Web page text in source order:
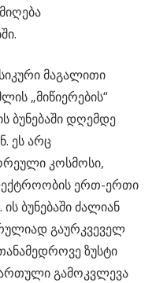
მაგალითი
„მიწიერების“
ბუნებაში დღემდე
ეს არც
კოსმოსი,
ერთ-ერთი
ბუნებაში ძალიან
გაურკვეველ
ზუსტი
გამოკვლევა